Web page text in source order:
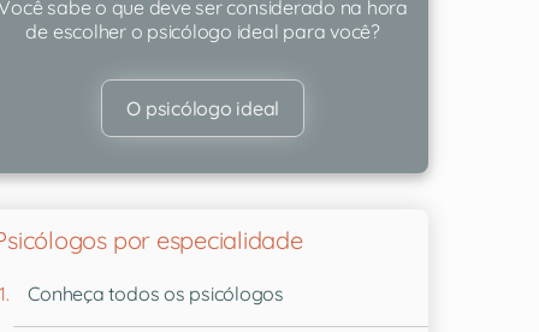
sabe o que deve ser considerado na hora
de escolher o psicólogo ideal para você?
O psicólogo ideal
por especialidade
Conheça todos os psicólogos